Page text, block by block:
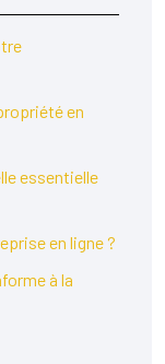
en
essentielle
en ligne ?
à la